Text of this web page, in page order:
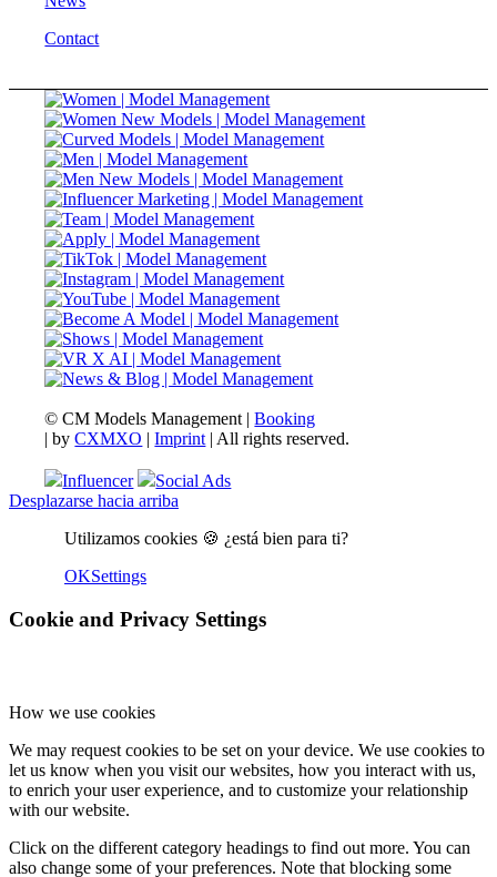
Contact
© CM Models Management |Booking
|byCXMXO |Imprint | All rights reserved.
Influencer
Social Ads
Desplazarse hacia arriba
Utilizamos cookies 🍪 ¿está bien para ti?
OKSettings
Cookie and Privacy Settings
How we use cookies
We may request cookies to be set on your device. We use cookies to
let us know when you visit our websites, how you interact with us,
to enrich your user experience, and to customize your relationship
with our website.
Click on the different category headings to find out more. You can
also change some of your preferences. Note that blocking some